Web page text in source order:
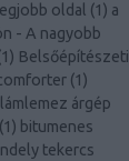
oldal (1) a
- A nagyobb
1) Belsőépítészeti
(1)
árgép
(1) bitumenes
tekercs